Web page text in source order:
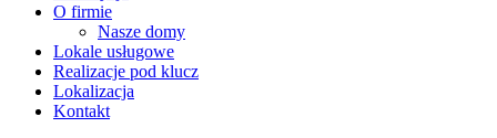
O firmie
Nasze domy
Lokale usługowe
Realizacje pod klucz
Lokalizacja
Kontakt